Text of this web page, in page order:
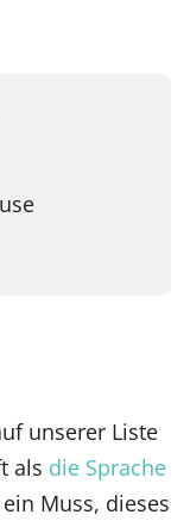
unserer Liste
als die Sprache
Muss, dieses